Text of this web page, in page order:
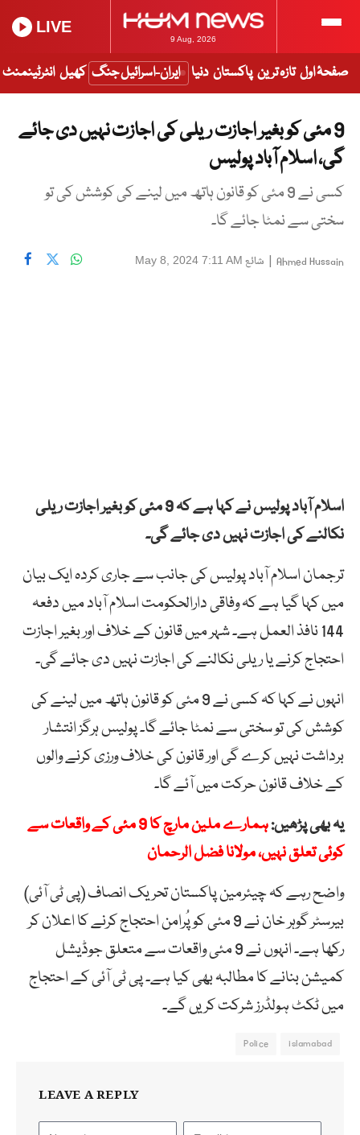
9 Aug, 2026
LIVE
صفحۂ اول تازہ ترین پاکستان دنیا ایران-اسرائیل جنگ کھیل انٹرٹینمنٹ
9 مئی کو بغیر اجازت ریلی کی اجازت نہیں دی جائے
گی، اسلام آباد پولیس
کسی نے 9 مئی کو قانون ہاتھ میں لینے کی کوشش کی تو
سختی سے نمٹا جائے گا۔
Ahmed Hussain
| شائع May 8, 2024 7:11 AM
اسلام آباد پولیس نے کہا ہے کہ 9 مئی کو بغیر اجازت ریلی
نکالنے کی اجازت نہیں دی جائے گی۔
ترجمان اسلام آباد پولیس کی جانب سے جاری کردہ ایک بیان
میں کہا گیا ہے کہ وفاقی دارالحکومت اسلام آباد میں دفعہ
144 نافذ العمل ہے۔ شہر میں قانون کے خلاف اور بغیر اجازت
احتجاج کرنے یا ریلی نکالنے کی اجازت نہیں دی جائے گی۔
انہوں نے کہا کہ کسی نے 9 مئی کو قانون ہاتھ میں لینے کی
کوشش کی تو سختی سے نمٹا جائے گا۔ پولیس ہرگز انتشار
برداشت نہیں کرے گی اور قانون کی خلاف ورزی کرنے والوں
کے خلاف قانون حرکت میں آئے گا۔
یہ بھی پڑھیں:
ہمارے ملین مارچ کا 9 مئی کے واقعات سے
کوئی تعلق نہیں، مولانا فضل الرحمان
واضح رہے کہ چیئرمین پاکستان تحریک انصاف (پی ٹی آئی)
بیرسٹر گوہر خان نے 9 مئی کو پُرامن احتجاج کرنے کا اعلان کر
رکھا ہے۔ انہوں نے 9 مئی واقعات سے متعلق جوڈیشل
کمیشن بنانے کا مطالبہ بھی کیا ہے۔ پی ٹی آئی کے احتجاج
میں ٹکٹ ہولڈرز شرکت کریں گے۔
islamabad
Police
LEAVE A REPLY